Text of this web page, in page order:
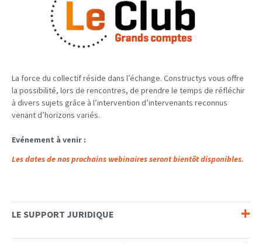
La force du collectif réside dans l’échange. Constructys vous offre
la possibilité, lors de rencontres, de prendre le temps de réfléchir
à divers sujets grâce à l’intervention d’intervenants reconnus
venant d’horizons variés.
Evénement à venir :
Les dates de nos prochains webinaires seront bientôt disponibles.
LE SUPPORT JURIDIQUE